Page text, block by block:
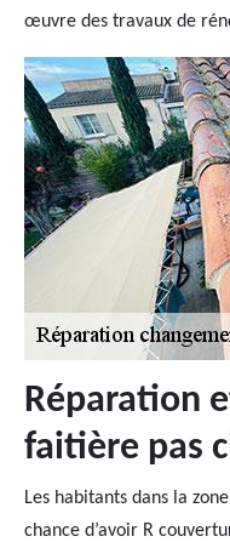
œuvre des travaux de
Réparation
faitière pas
Les habitants dans la
chance d’avoir R